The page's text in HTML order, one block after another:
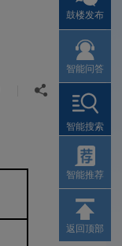

鼓楼发布
智能问答
智能搜索
智能推荐
返回顶部